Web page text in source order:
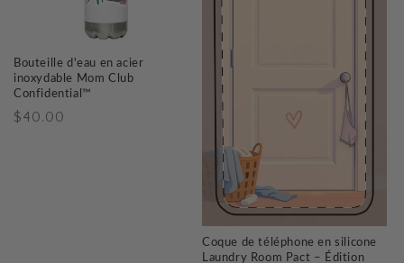
Bouteille d'eau en acier
inoxydable Mom Club
Confidential™
Prix
$40.00
Coque de téléphone en silicone
Laundry Room Pact – Édition